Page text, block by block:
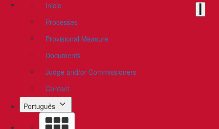
Inicio
Processes
Provisional Measure
Documents
Judge and/or Commissioners
Contact
Português